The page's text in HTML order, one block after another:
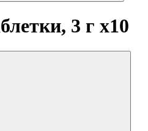
3 г x10